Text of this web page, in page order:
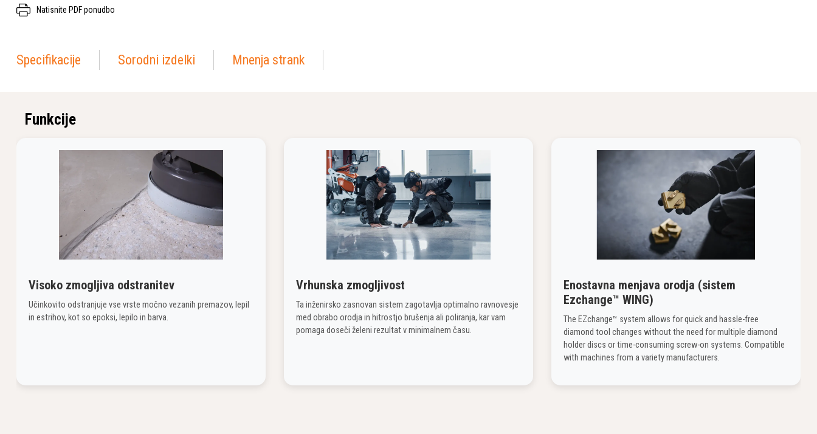
Natisnite PDF ponudbo
Specifikacije Sorodni izdelki Mnenja strank
Funkcije
Visoko zmogljiva odstranitev
Učinkovito odstranjuje vse vrste močno vezanih premazov, lepil
in estrihov, kot so epoksi, lepilo in barva.
Vrhunska zmogljivost
Ta inženirsko zasnovan sistem zagotavlja optimalno ravnovesje
med obrabo orodja in hitrostjo brušenja ali poliranja, kar vam
pomaga doseči želeni rezultat v minimalnem času.
Enostavna menjava orodja (sistem
Ezchange™ WING)
The EZchange™ system allows for quick and hassle-free
diamond tool changes without the need for multiple diamond
holder discs or time-consuming screw-on systems. Compatible
with machines from a variety manufacturers.